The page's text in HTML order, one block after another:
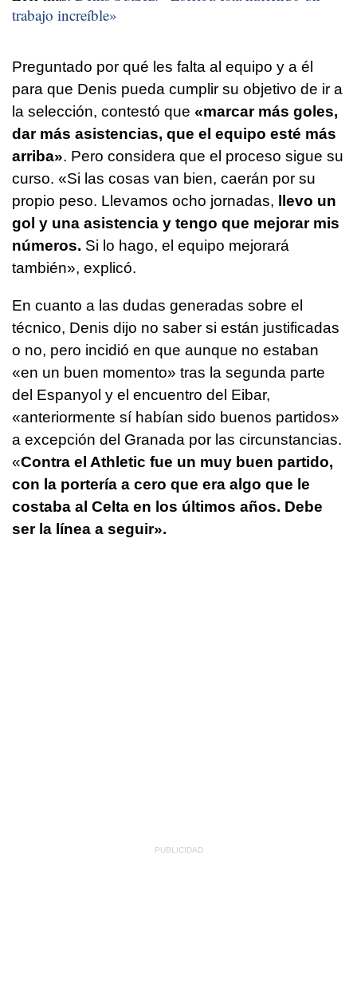
trabajo increíble»
Preguntado por qué les falta al equipo y a él
para que Denis pueda cumplir su objetivo de ir a
la selección, contestó que «marcar más goles,
dar más asistencias, que el equipo esté más
arriba». Pero considera que el proceso sigue su
curso. «Si las cosas van bien, caerán por su
propio peso. Llevamos ocho jornadas, llevo un
gol y una asistencia y tengo que mejorar mis
números. Si lo hago, el equipo mejorará
también», explicó.
En cuanto a las dudas generadas sobre el
técnico, Denis dijo no saber si están justificadas
o no, pero incidió en que aunque no estaban
«en un buen momento» tras la segunda parte
del Espanyol y el encuentro del Eibar,
«anteriormente sí habían sido buenos partidos»
a excepción del Granada por las circunstancias.
«Contra el Athletic fue un muy buen partido,
con la portería a cero que era algo que le
costaba al Celta en los últimos años. Debe
ser la línea a seguir».